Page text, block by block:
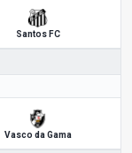
Santos FC
Vasco da Gama